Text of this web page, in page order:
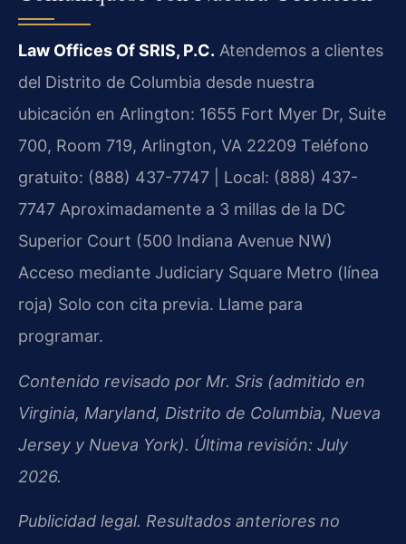
Law Offices Of SRIS, P.C. Atendemos a clientes
del Distrito de Columbia desde nuestra
ubicación en Arlington: 1655 Fort Myer Dr, Suite
700, Room 719, Arlington, VA 22209 Teléfono
gratuito: (888) 437-7747 | Local: (888) 437-
7747 Aproximadamente a 3 millas de la DC
Superior Court (500 Indiana Avenue NW)
Acceso mediante Judiciary Square Metro (línea
roja) Solo con cita previa. Llame para
programar.
Contenido revisado por Mr. Sris (admitido en
Virginia, Maryland, Distrito de Columbia, Nueva
Jersey y Nueva York). Última revisión: July
2026.
Publicidad legal. Resultados anteriores no